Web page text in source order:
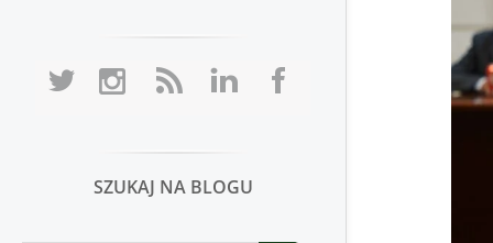
SZUKAJ NA BLOGU